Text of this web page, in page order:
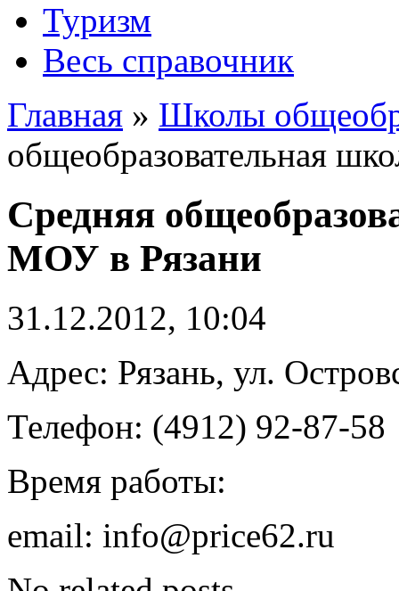
Туризм
Весь справочник
Главная » Школы
общеобразовательная
Средняя
МОУ в Рязани
31.12.2012, 10:04
Адрес: Рязань, ул.
Телефон: (4912) 92-87-58
Время работы:
email: info@price62.ru